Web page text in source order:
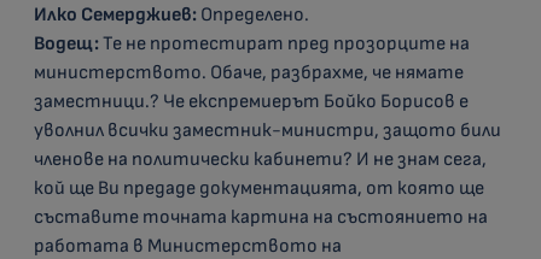
Илко Семерджиев: Определено.
Водещ:Те не протестират пред прозорците на
министерството. Обаче, разбрахме, че нямате
заместници.? Че експремиерът Бойко Борисов е
уволнил всички заместник-министри, защото били
членове на политически кабинети? И не знам сега,
кой ще Ви предаде документацията, от която ще
съставите точната картина на състоянието на
работата в Министерството на